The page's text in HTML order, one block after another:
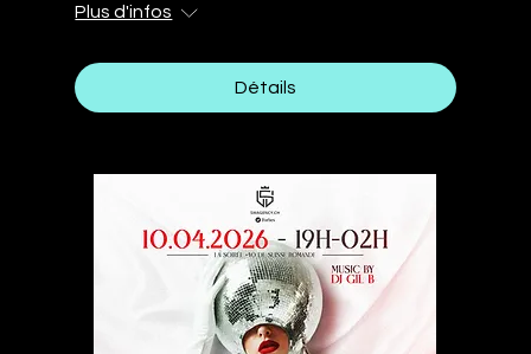
Plus d'infos
Détails